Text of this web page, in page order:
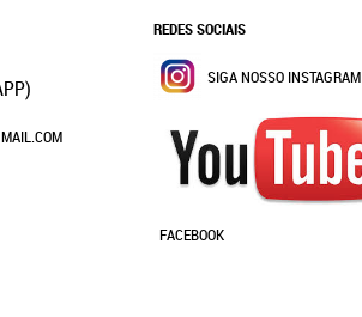
REDES SOCIAIS
SIGA NOSSO INSTAGRAM
FACEBOOK